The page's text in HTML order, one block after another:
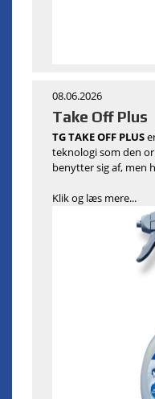
08.06.2026
Take Off Plus
TG TAKE OFF PLUS
teknologi som den
benytter sig af, men
Klik og læs mere...